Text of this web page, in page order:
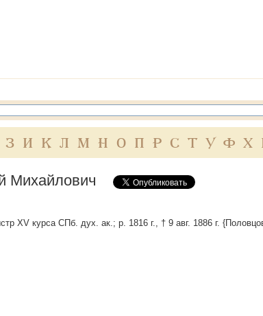
З И К Л М Н О П Р С Т У Ф Х
Михайлович
XV курса СПб. дух. ак.; р. 1816 г., † 9 авг. 1886 г.